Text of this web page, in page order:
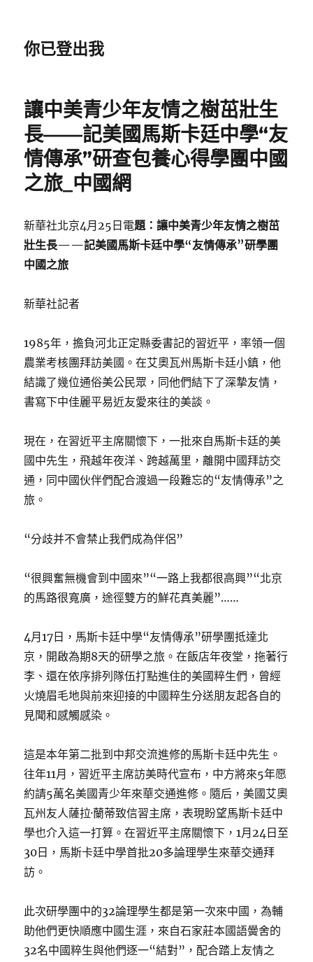
你已登出我
讓中美青少年友情之樹茁壯生
長——記美國馬斯卡廷中學“友
情傳承”研查包養心得學團中國
之旅_中國網
新華社北京4月25日電題：讓中美青少年友情之樹茁
壯生長——記美國馬斯卡廷中學“友情傳承”研學團
中國之旅
新華社記者
1985年，擔負河北正定縣委書記的習近平，率領一個
農業考核團拜訪美國。在艾奧瓦州馬斯卡廷小鎮，他
結識了幾位通俗美公民眾，同他們結下了深摯友情，
書寫下中佳麗平易近友愛來往的美談。
現在，在習近平主席關懷下，一批來自馬斯卡廷的美
國中先生，飛越年夜洋、跨越萬里，離開中國拜訪交
通，同中國伙伴們配合渡過一段難忘的“友情傳承”之
旅。
“分歧并不會禁止我們成為伴侶”
“很興奮無機會到中國來”“一路上我都很高興”“北京
的馬路很寬廣，途徑雙方的鮮花真美麗”……
4月17日，馬斯卡廷中學“友情傳承”研學團抵達北
京，開啟為期8天的研學之旅。在飯店年夜堂，拖著行
李、還在依序排列隊伍打點進住的美國粹生們，曾經
火燒眉毛地與前來迎接的中國粹生分送朋友起各自的
見聞和感觸感染。
這是本年第二批到中邦交流進修的馬斯卡廷中先生。
往年11月，習近平主席訪美時代宣布，中方將來5年愿
約請5萬名美國青少年來華交通進修。隨后，美國艾奧
瓦州友人薩拉·蘭蒂致信習主席，表現盼望馬斯卡廷中
學也介入這一打算。在習近平主席關懷下，1月24日至
30日，馬斯卡廷中學首批20多論理學生來華交通拜
訪。
此次研學團中的32論理學生都是第一次來中國，為輔
助他們更快順應中國生涯，來自石家莊本國語黌舍的
32名中國粹生與他們逐一“結對”，配合踏上友情之